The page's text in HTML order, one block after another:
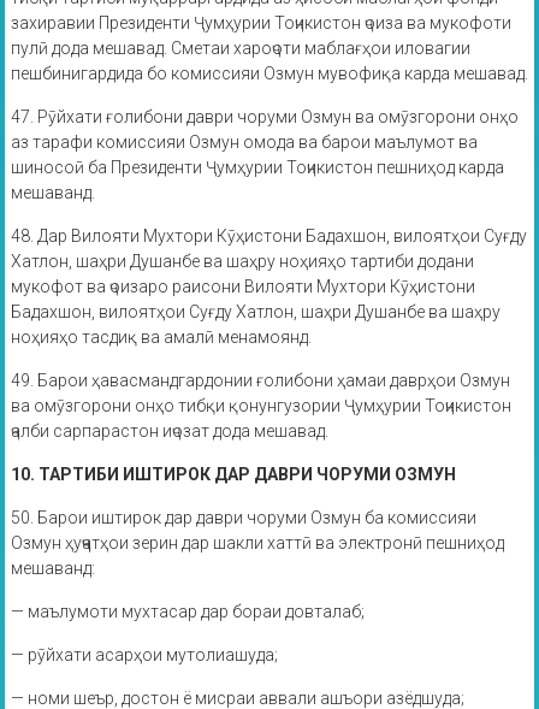
захиравии Президенти Ҷумҳурии Тоҷикистон ҷоиза ва мукофоти
пулӣ дода мешавад. Сметаи хароҷоти маблағҳои иловагии
пешбинигардида бо комиссияи Озмун мувофиқа карда мешавад.
47. Рӯйхати ғолибони даври чоруми Озмун ва омӯзгорони онҳо
аз тарафи комиссияи Озмун омода ва барои маълумот ва
шиносоӣ ба Президенти Ҷумҳурии Тоҷикистон пешниҳод карда
мешаванд.
48. Дар Вилояти Мухтори Кӯҳистони Бадахшон, вилоятҳои Суғду
Хатлон, шаҳри Душанбе ва шаҳру ноҳияҳо тартиби додани
мукофот ва ҷоизаро раисони Вилояти Мухтори Кӯҳистони
Бадахшон, вилоятҳои Суғду Хатлон, шаҳри Душанбе ва шаҳру
ноҳияҳо тасдиқ ва амалӣ менамоянд.
49. Барои ҳавасмандгардонии ғолибони ҳамаи даврҳои Озмун
ва омӯзгорони онҳо тибқи қонунгузории Ҷумҳурии Тоҷикистон
ҷалби сарпарастон иҷозат дода мешавад.
10. ТАРТИБИ ИШТИРОК ДАР ДАВРИ ЧОРУМИ ОЗМУН
50. Барои иштирок дар даври чоруми Озмун ба комиссияи
Озмун ҳуҷҷатҳои зерин дар шакли хаттӣ ва электронӣ пешниҳод
мешаванд:
— маълумоти мухтасар дар бораи довталаб;
— рӯйхати асарҳои мутолиашуда;
— номи шеър, достон ё мисраи аввали ашъори азёдшуда;